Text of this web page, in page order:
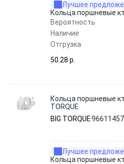
Лучшее
Кольца поршневые
Вероятность
Наличие
Отгрузка
50.28 p.
Кольца поршневые
TORQUE
BIG TORQUE96611457
Лучшее
Кольца поршневые